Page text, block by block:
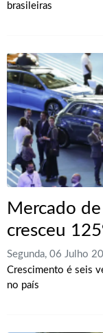
brasileiras
Mercado
cresceu
Segunda, 06 Julho
Crescimento é seis
no país